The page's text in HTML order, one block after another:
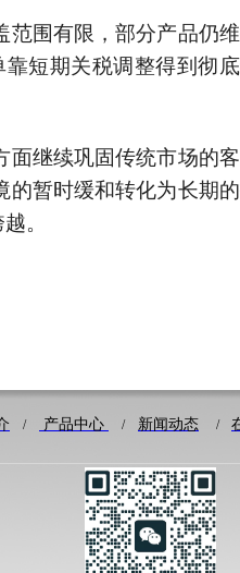
围有限，部分产品仍
短期关税调整得到彻
继续巩固传统市场的
的暂时缓和转化为长期
。
/ 产品中心 / 新闻动态 /